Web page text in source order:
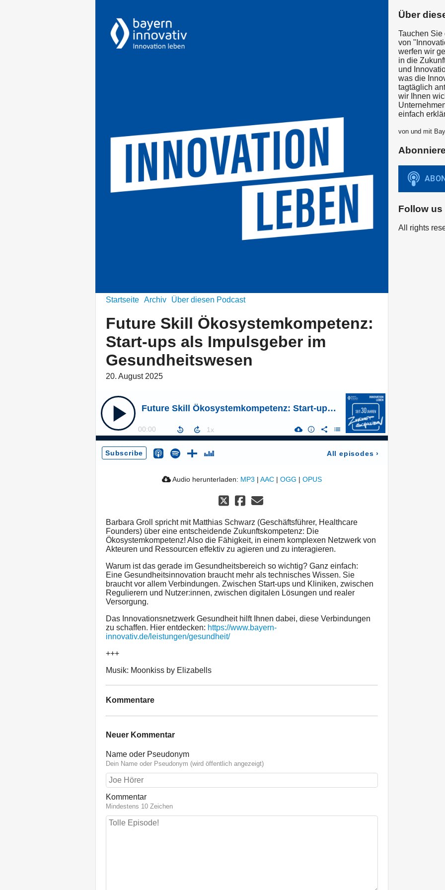
Startseite Archiv Über diesen Podcast
Future Skill Ökosystemkompetenz:
Start-ups als Impulsgeber im
Gesundheitswesen
20. August 2025
Future Skill Ökosystemkompetenz: Start-ups als Impulsgeber im Gesundheitswesen
00:00
Subscribe All episodes ›
Audio herunterladen: MP3 | AAC | OGG | OPUS
Barbara Groll spricht mit Matthias Schwarz (Geschäftsführer, Healthcare
Founders) über eine entscheidende Zukunftskompetenz: Die
Ökosystemkompetenz! Also die Fähigkeit, in einem komplexen Netzwerk von
Akteuren und Ressourcen effektiv zu agieren und zu interagieren.
Warum ist das gerade im Gesundheitsbereich so wichtig? Ganz einfach:
Eine Gesundheitsinnovation braucht mehr als technisches Wissen. Sie
braucht vor allem Verbindungen. Zwischen Start-ups und Kliniken, zwischen
Regulierern und Nutzer:innen, zwischen digitalen Lösungen und realer
Versorgung.
Das Innovationsnetzwerk Gesundheit hilft Ihnen dabei, diese Verbindungen
zu schaffen. Hier entdecken: https://www.bayern-
innovativ.de/leistungen/gesundheit/
+++
Musik: Moonkiss by Elizabells
Kommentare
Neuer Kommentar
Name oder Pseudonym
Dein Name oder Pseudonym (wird öffentlich angezeigt)
Kommentar
Mindestens 10 Zeichen
Über
Tauchen
von
werfen wir
in die
und
was die
tagtäglich
wir Ihnen
einfach
von und mit
Follow us
All rights